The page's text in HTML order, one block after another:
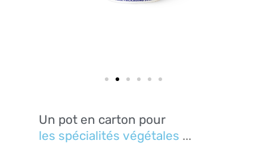
Un pot en carton pour